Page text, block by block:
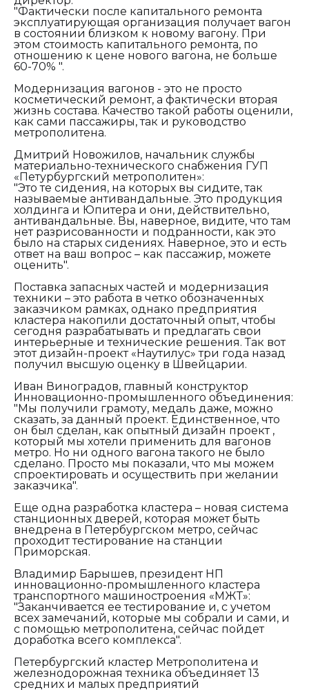
"Фактически после капитального ремонта
эксплуатирующая организация получает вагон
в состоянии близком к новому вагону. При
этом стоимость капитального ремонта, по
отношению к цене нового вагона, не больше
60-70% ".
Модернизация вагонов - это не просто
косметический ремонт, а фактически вторая
жизнь состава. Качество такой работы оценили,
как сами пассажиры, так и руководство
метрополитена.
Дмитрий Новожилов, начальник службы
материально-технического снабжения ГУП
«Петурбургский метрополитен»:
"Это те сидения, на которых вы сидите, так
называемые антивандальные. Это продукция
холдинга и Юпитера и они, действительно,
антивандальные. Вы, наверное, видите, что там
нет разрисованности и подранности, как это
было на старых сидениях. Наверное, это и есть
ответ на ваш вопрос – как пассажир, можете
оценить".
Поставка запасных частей и модернизация
техники – это работа в четко обозначенных
заказчиком рамках, однако предприятия
кластера накопили достаточный опыт, чтобы
сегодня разрабатывать и предлагать свои
интерьерные и технические решения. Так вот
этот дизайн-проект «Наутилус» три года назад
получил высшую оценку в Швейцарии.
Иван Виноградов, главный конструктор
Инновационно-промышленного объединения:
"Мы получили грамоту, медаль даже, можно
сказать, за данный проект. Единственное, что
он был сделан, как опытный дизайн проект ,
который мы хотели применить для вагонов
метро. Но ни одного вагона такого не было
сделано. Просто мы показали, что мы можем
спроектировать и осуществить при желании
заказчика".
Еще одна разработка кластера – новая система
станционных дверей, которая может быть
внедрена в Петербургском метро, сейчас
проходит тестирование на станции
Приморская.
Владимир Барышев, президент НП
инновационно-промышленного кластера
транспортного машиностроения «МЖТ»:
"Заканчивается ее тестирование и, с учетом
всех замечаний, которые мы собрали и сами, и
с помощью метрополитена, сейчас пойдет
доработка всего комплекса".
Петербургский кластер Метрополитена и
железнодорожная техника объединяет 13
средних и малых предприятий